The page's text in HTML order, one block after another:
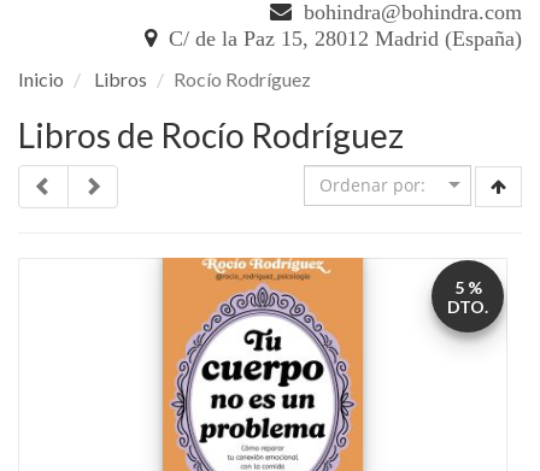
bohindra@bohindra.com
C/ de la Paz 15, 28012 Madrid (España)
Inicio Libros Rocío Rodríguez
Libros de Rocío Rodríguez
5 %
DTO.